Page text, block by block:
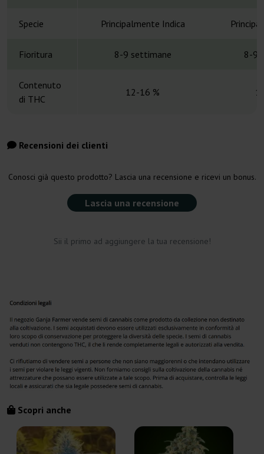
Specie Principalmente Indica
Fioritura 8-9 settimane 8-9
Contenuto
di THC
12-16 %
Recensioni dei clienti
Conosci già questo prodotto? Lascia una recensione e ricevi un bonus.
Lascia una recensione
Sii il primo ad aggiungere la tua recensione!
Scopri anche